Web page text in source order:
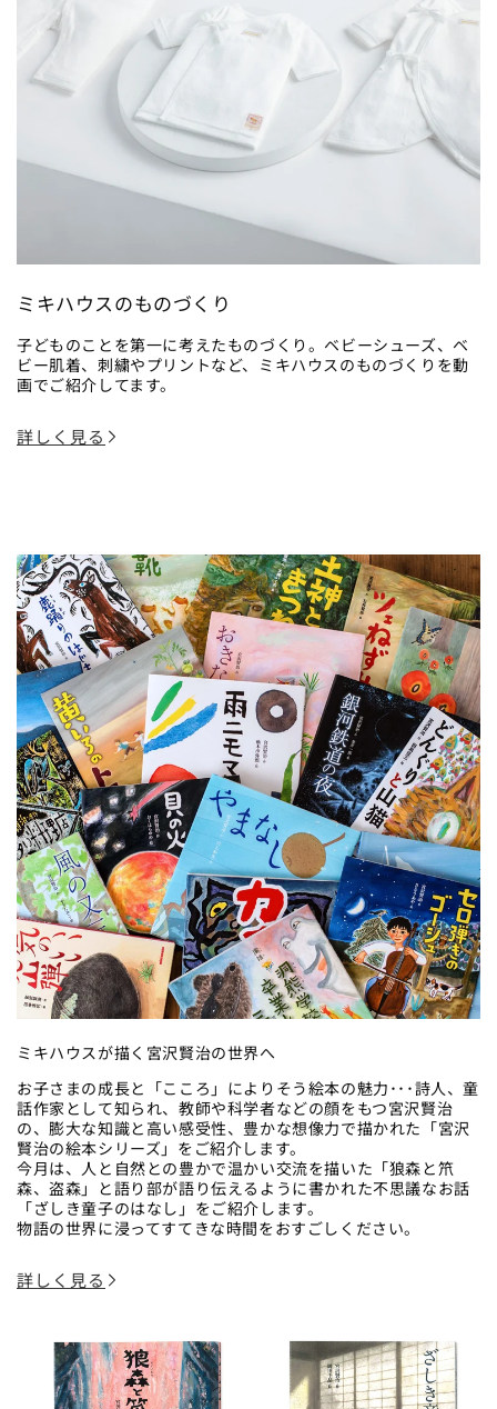
ミキハウスのものづくり
子どものことを第一に考えたものづくり。ベビーシューズ、ベ
ビー肌着、刺繍やプリントなど、ミキハウスのものづくりを動
画でご紹介してます。
詳しく見る
ミキハウスが描く宮沢賢治の世界へ
お子さまの成長と「こころ」によりそう絵本の魅力･･･詩人、童
話作家として知られ、教師や科学者などの顔をもつ宮沢賢治
の、膨大な知識と高い感受性、豊かな想像力で描かれた「宮沢
賢治の絵本シリーズ」をご紹介します。
今月は、人と自然との豊かで温かい交流を描いた「狼森と笊
森、盗森」と語り部が語り伝えるように書かれた不思議なお話
「ざしき童子のはなし」をご紹介します。
物語の世界に浸ってすてきな時間をおすごしください。
詳しく見る